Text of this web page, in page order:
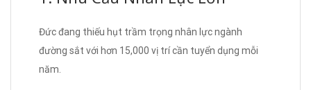
Đức đang thiếu hụt trầm trọng nhân lực ngành
đường sắt với hơn 15,000 vị trí cần tuyển dụng mỗi
năm.